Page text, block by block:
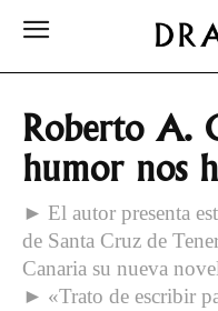
Roberto A.
humor nos
► El autor presenta
de Santa Cruz de
Canaria su nueva
► «Trato de escribir